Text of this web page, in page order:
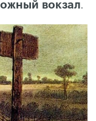
вокзал